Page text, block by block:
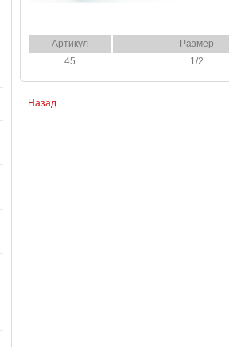
Артикул
45
Размер
1/2
Назад